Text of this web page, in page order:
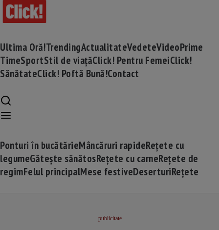
Ultima Oră!TrendingActualitateVedeteVideoPrime
TimeSportStil de viațăClick! Pentru FemeiClick!
SănătateClick! Poftă Bună!Contact
Ponturi în bucătărieMâncăruri rapideRețete cu
legumeGătește sănătosRețete cu carneRețete de
regimFelul principalMese festiveDeserturiRețete